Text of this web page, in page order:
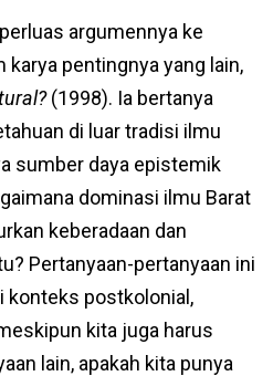
argumennya ke
karya pentingnya yang lain,
(1998). Ia bertanya
di luar tradisi ilmu
sumber daya epistemik
dominasi ilmu Barat
keberadaan dan
Pertanyaan-pertanyaan ini
konteks postkolonial,
kita juga harus
lain, apakah kita punya